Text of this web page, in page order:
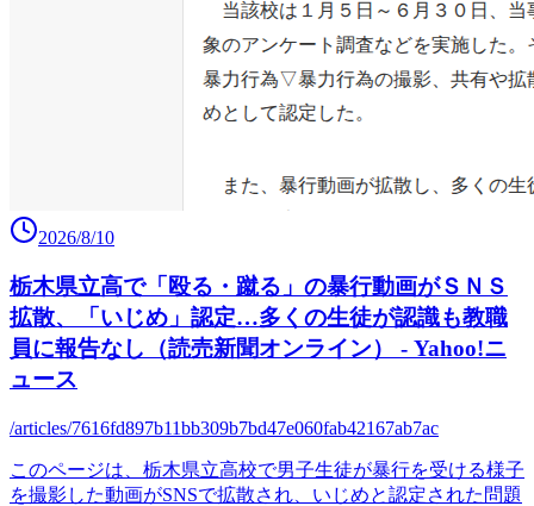
2026/8/10
栃木県立高で「殴る・蹴る」の暴行動画がＳＮＳ
拡散、「いじめ」認定…多くの生徒が認識も教職
員に報告なし（読売新聞オンライン） - Yahoo!ニ
ュース
/articles/7616fd897b11bb309b7bd47e060fab42167ab7ac
このページは、栃木県立高校で男子生徒が暴行を受ける様子
を撮影した動画がSNSで拡散され、いじめと認定された問題